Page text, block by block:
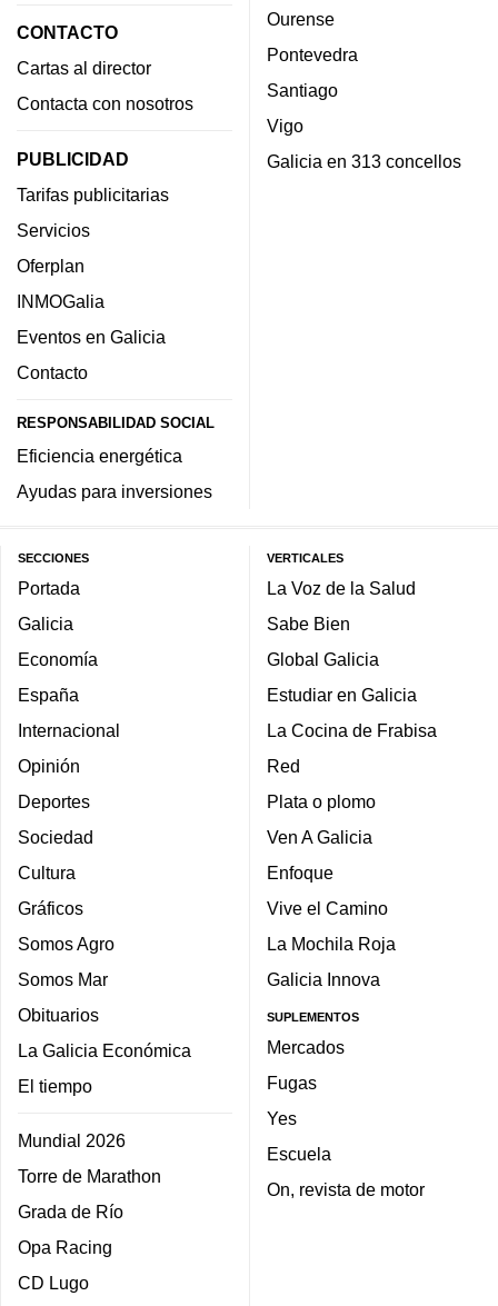
CONTACTO
Cartas al director
Contacta con nosotros
PUBLICIDAD
Tarifas publicitarias
Servicios
Oferplan
INMOGalia
Eventos en Galicia
Contacto
RESPONSABILIDAD SOCIAL
Eficiencia energética
Ayudas para inversiones
Ourense
Pontevedra
Santiago
Vigo
Galicia en 313 concellos
SECCIONES
Portada
Galicia
Economía
España
Internacional
Opinión
Deportes
Sociedad
Cultura
Gráficos
Somos Agro
Somos Mar
Obituarios
La Galicia Económica
El tiempo
Mundial 2026
Torre de Marathon
Grada de Río
Opa Racing
CD Lugo
VERTICALES
La Voz de la Salud
Sabe Bien
Global Galicia
Estudiar en Galicia
La Cocina de Frabisa
Red
Plata o plomo
Ven A Galicia
Enfoque
Vive el Camino
La Mochila Roja
Galicia Innova
SUPLEMENTOS
Mercados
Fugas
Yes
Escuela
On, revista de motor